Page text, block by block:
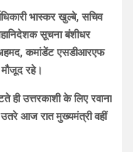
भास्कर खुल्बे, सचिव
सूचना बंशीधर
कमांडेंट एसडीआरएफ
मौजूद रहे।
ही उत्तरकाशी के लिए रवाना
उतरे आज रात मुख्यमंत्री वहीं